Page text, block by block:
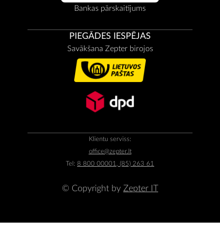
Bankas pārskaitījums
PIEGĀDES IESPĒJAS
Savākšana Zepter birojos
Klientu serviss:
office@zepter.lt
Tel: 8 800 00001, (85) 263 61
© Copyright by Zepter IT